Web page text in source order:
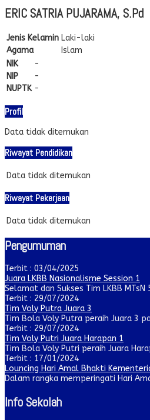
ERIC SATRIA PUJARAMA, S.Pd
Jenis Kelamin Laki-laki
Agama
Islam
NIK
-
NIP
-
NUPTK -
Profil
Data tidak ditemukan
Riwayat Pendidikan
Data tidak ditemukan
Riwayat Pekerjaan
Data tidak ditemukan
Pengumuman
Terbit : 03/04/2025
Juara LKBB Nasionalisme Session 1
Selamat dan Sukses Tim LKBB
Terbit : 29/07/2024
Tim Voly Putra Juara 3
Tim Bola Voly Putra peraih Juara 3
Terbit : 29/07/2024
Tim Voly Putri Juara Harapan 1
Tim Bola Voly Putri peraih Juara
Terbit : 17/01/2024
Louncing Hari Amal Bhakti
Dalam rangka memperingati Hari
Info Sekolah